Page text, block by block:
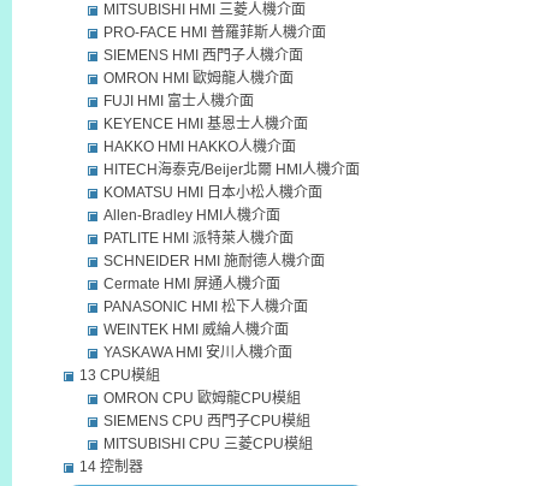
MITSUBISHI HMI 三菱人機介面
PRO-FACE HMI 普羅菲斯人機介面
SIEMENS HMI 西門子人機介面
OMRON HMI 歐姆龍人機介面
FUJI HMI 富士人機介面
KEYENCE HMI 基恩士人機介面
HAKKO HMI HAKKO人機介面
HITECH海泰克/Beijer北爾 HMI人機介面
KOMATSU HMI 日本小松人機介面
Allen-Bradley HMI人機介面
PATLITE HMI 派特萊人機介面
SCHNEIDER HMI 施耐德人機介面
Cermate HMI 屏通人機介面
PANASONIC HMI 松下人機介面
WEINTEK HMI 威綸人機介面
YASKAWA HMI 安川人機介面
13 CPU模組
OMRON CPU 歐姆龍CPU模組
SIEMENS CPU 西門子CPU模組
MITSUBISHI CPU 三菱CPU模組
14 控制器